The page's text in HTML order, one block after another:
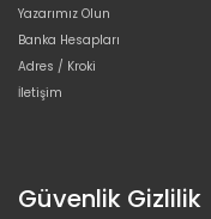
Yazarımız Olun
Banka Hesapları
Adres / Kroki
İletişim
Güvenlik Gizlilik